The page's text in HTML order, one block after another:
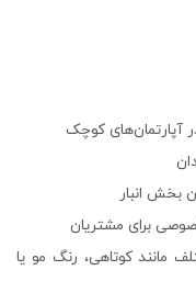
کوچک
بخش انبار
کوتاهی، رنگ مو یا